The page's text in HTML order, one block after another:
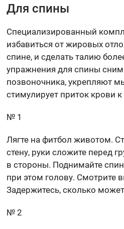
Для спины
Специализированный
избавиться от жировых
спине, и сделать талию
упражнения для спины
позвоночника, укрепляют
стимулирует приток крови
№ 1
Лягте на фитбол животом.
стену, руки сложите перед
в стороны. Поднимайте
при этом голову. Смотрите
Задержитесь, сколько
№ 2